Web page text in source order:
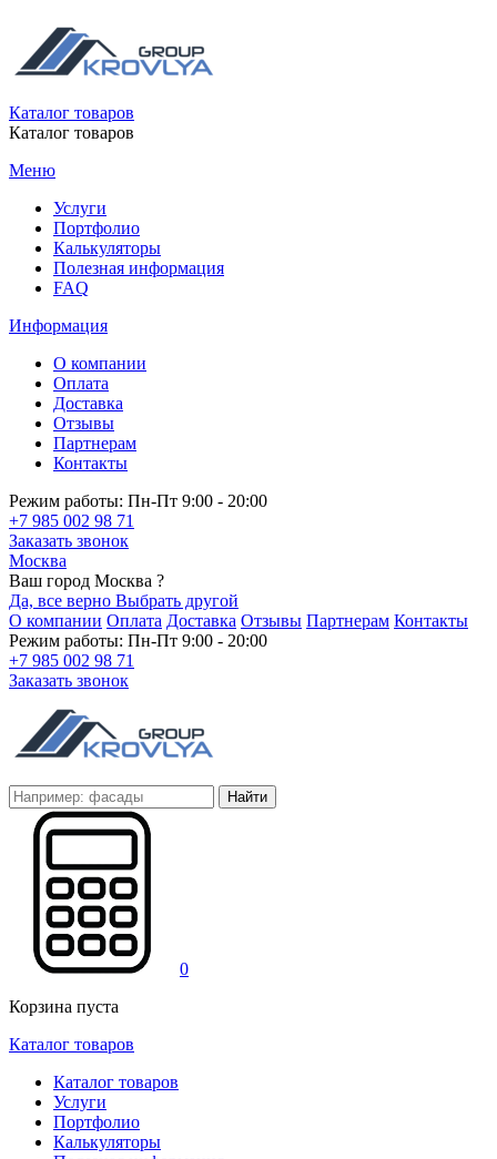
Каталог товаров
Каталог товаров
Меню
Услуги
Портфолио
Калькуляторы
Полезная информация
FAQ
Информация
О компании
Оплата
Доставка
Отзывы
Партнерам
Контакты
Режим работы: Пн-Пт 9:00 - 20:00
+7 985 002 98 71
Заказать звонок
Москва
Ваш город Москва ?
Да, все верно Выбрать другой
О компании Оплата Доставка Отзывы Партнерам Контакты
Режим работы: Пн-Пт 9:00 - 20:00
+7 985 002 98 71
Заказать звонок
Найти
0
Корзина пуста
Каталог товаров
Каталог товаров
Услуги
Портфолио
Калькуляторы